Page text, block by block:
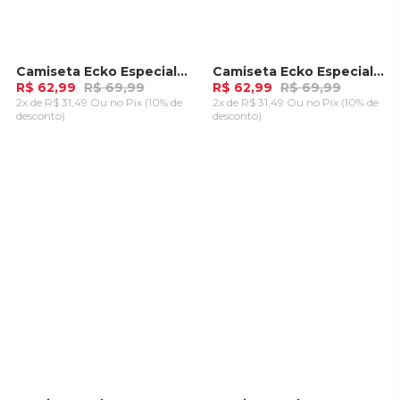
-10%Camiseta Ecko Especial Preta
R$ 62,99 R$ 69,99
2x de R$ 31,49 Ou no Pix (10% de
desconto)
-10%Camiseta Ecko Especial Preta
R$ 62,99 R$ 69,99
2x de R$ 31,49 Ou no Pix (10% de
desconto)